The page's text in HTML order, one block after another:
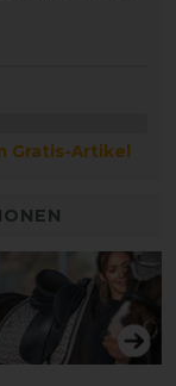
Gratis-Artikel